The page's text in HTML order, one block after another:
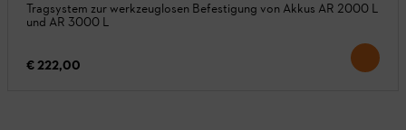
Tragsystem zur werkzeuglosen Befestigung von Akkus AR 2000 L
und AR 3000 L
€ 222,00